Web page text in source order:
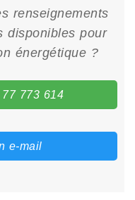
renseignements
disponibles pour
énergétique ?
773 614
e-mail